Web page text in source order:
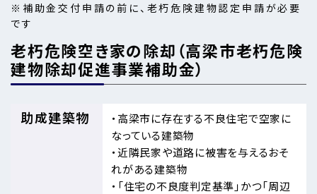
※補助金交付申請の前に、老朽危険建物認定申請が必要
です
老朽危険空き家の除却（高梁市老朽危険
建物除却促進事業補助金）
助成建築物
・高梁市に存在する不良住宅で空家に
なっている建築物
・近隣民家や道路に被害を与えるおそ
れがある建築物
・「住宅の不良度判定基準」かつ「周辺